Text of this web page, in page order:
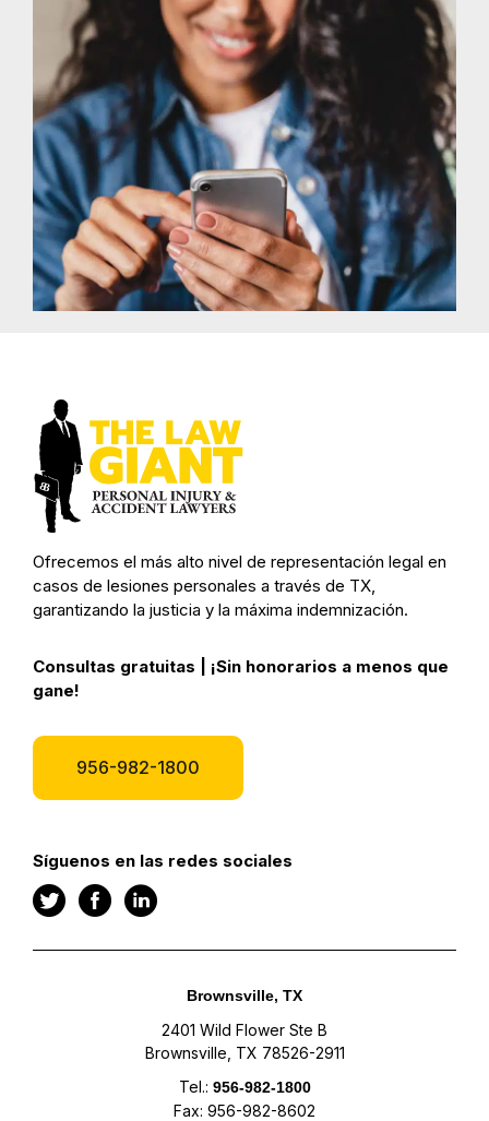
Ofrecemos el más alto nivel de representación legal en
casos de lesiones personales a través de TX,
garantizando la justicia y la máxima indemnización.
Consultas gratuitas | ¡Sin honorarios a menos que
gane!
956-982-1800
Síguenos en las redes sociales
Brownsville, TX
2401 Wild Flower Ste B
Brownsville, TX 78526-2911
Tel.: 956-982-1800
Fax: 956-982-8602